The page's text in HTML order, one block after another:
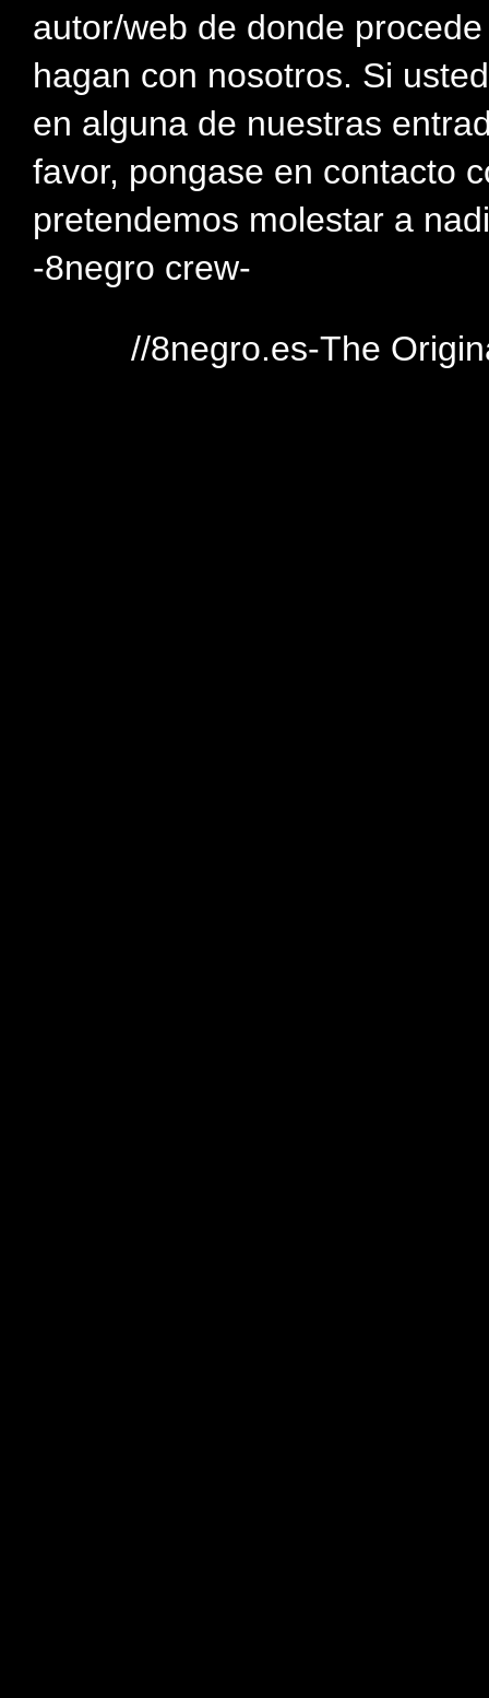
autor/web de donde
hagan con nosotros. Si
en alguna de nuestras
favor, pongase en contacto
pretendemos molestar a
-8negro crew-
//8negro.es-The